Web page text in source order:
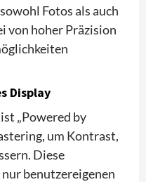
Fotos als auch
von hoher Präzision
Display
„Powered by
um Kontrast,
Diese
benutzereigenen